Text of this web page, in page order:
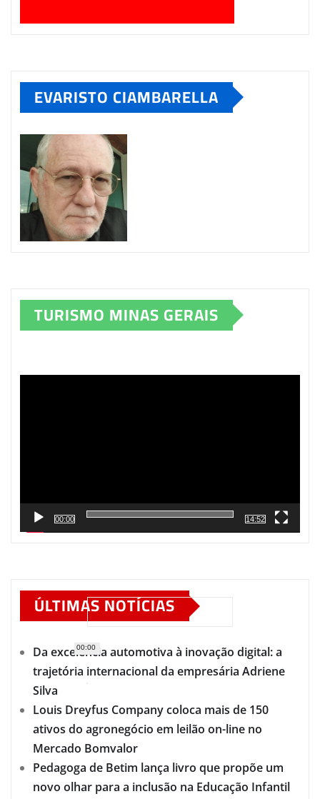
EVARISTO CIAMBARELLA
TURISMO MINAS GERAIS
00:00
00:00
14:52
ÚLTIMAS NOTÍCIAS
Da excelência automotiva à inovação digital: a
trajetória internacional da empresária Adriene
Silva
Louis Dreyfus Company coloca mais de 150
ativos do agronegócio em leilão on-line no
Mercado Bomvalor
Pedagoga de Betim lança livro que propõe um
novo olhar para a inclusão na Educação Infantil